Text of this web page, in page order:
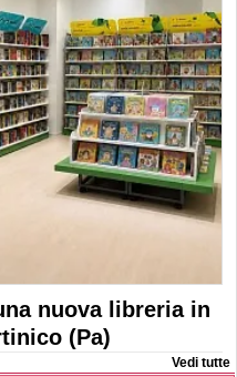
nuova libreria in
(Pa)
Vedi tutte